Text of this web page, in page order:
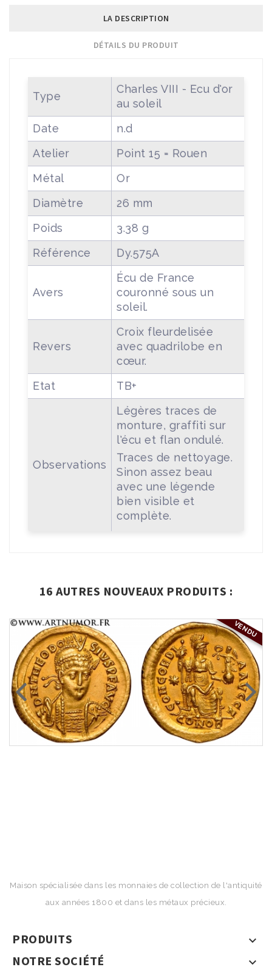
LA DESCRIPTION
DÉTAILS DU PRODUIT
Type
Charles VIII - Ecu d'or
au soleil
Date
n.d
Atelier
Point 15 = Rouen
Métal
Or
Diamètre
26 mm
Poids
3.38 g
Référence
Dy.575A
Avers
Écu de France
couronné sous un
soleil.
Revers
Croix fleurdelisée
avec quadrilobe en
cœur.
Etat
TB+
Observations
Légères traces de
monture, graffiti sur
l'écu et flan ondulé.
Traces de nettoyage.
Sinon assez beau
avec une légende
bien visible et
complète.
16 AUTRES NOUVEAUX PRODUITS :
VENDU
Maison spécialisée dans les monnaies de collection de l'antiquité
aux années 1800 et dans les métaux précieux.
PRODUITS 
NOTRE SOCIÉTÉ 